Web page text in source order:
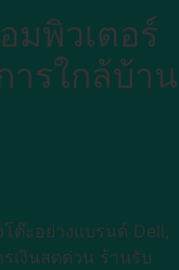
มพิวเตอร์
ารใกล้บ้าน
ต๊ะอย่างแบรนด์ Dell,
เงินสดด่วน ร้านรับ